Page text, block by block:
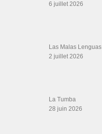
6 juillet 2026
Las Malas Lenguas
2 juillet 2026
La Tumba
28 juin 2026